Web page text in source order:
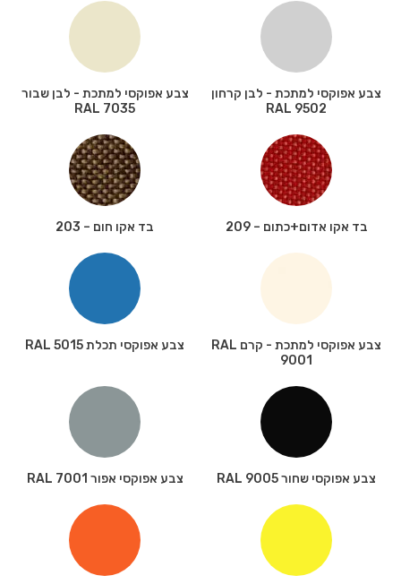
צבע אפוקסי למתכת - לבן קרחון
RAL 9502
צבע אפוקסי למתכת - לבן שבור
RAL 7035
בד אקו אדום+כתום – 209 בד אקו חום – 203
צבע אפוקסי למתכת - קרם RAL
9001
צבע אפוקסי תכלת RAL 5015
צבע אפוקסי שחור RAL 9005 צבע אפוקסי אפור RAL 7001